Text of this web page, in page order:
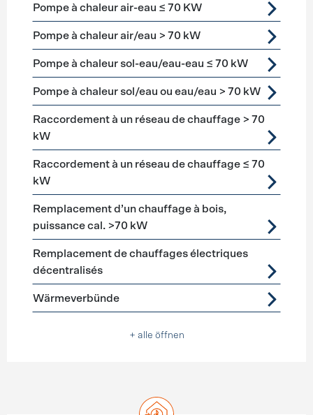
Pompe à chaleur air-eau ≤ 70 KW
Pompe à chaleur air/eau > 70 kW
Pompe à chaleur sol-eau/eau-eau ≤ 70 kW
Pompe à chaleur sol/eau ou eau/eau > 70 kW
Raccordement à un réseau de chauffage > 70
kW
Raccordement à un réseau de chauffage ≤ 70
kW
Remplacement d’un chauffage à bois,
puissance cal. >70 kW
Remplacement de chauffages électriques
décentralisés
Wärmeverbünde
+ alle öffnen